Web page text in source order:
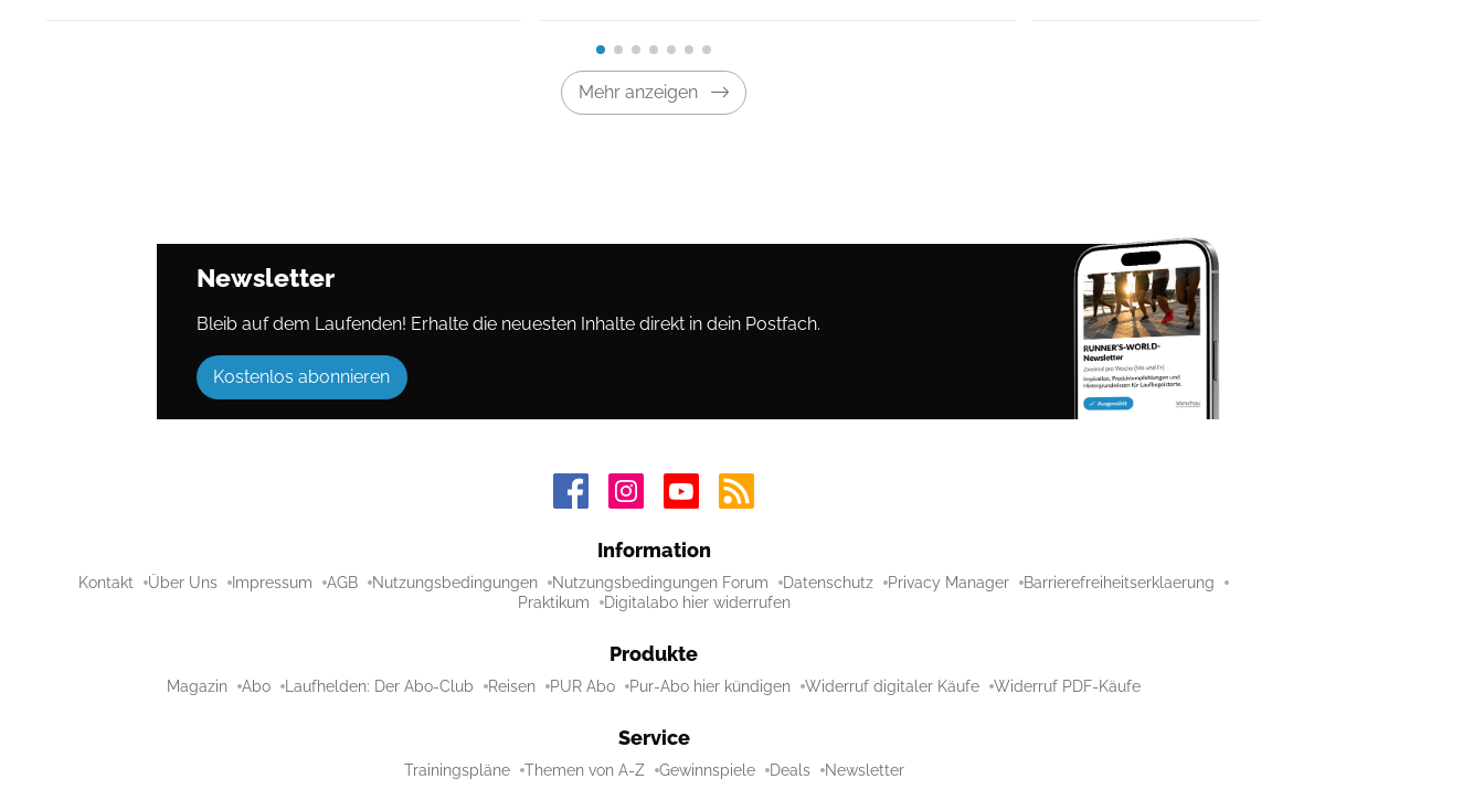
Mehr anzeigen
Newsletter
Bleib auf dem Laufenden! Erhalte die neuesten Inhalte direkt in dein Postfach.
Kostenlos abonnieren
Information
Kontakt Über Uns Impressum AGB Nutzungsbedingungen Nutzungsbedingungen Forum Datenschutz Privacy Manager
Barrierefreiheitserklaerung
Praktikum
Digitalabo hier widerrufen
Produkte
Magazin Abo Laufhelden: Der Abo-Club Reisen PUR Abo Pur-Abo hier kündigen Widerruf digitaler Käufe Widerruf PDF-Käufe
Service
Trainingspläne Themen von A-Z Gewinnspiele Deals Newsletter